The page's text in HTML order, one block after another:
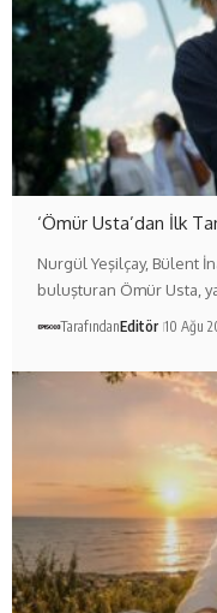
‘Ömür Usta’dan İlk
Nurgül Yeşilçay, Bülent
buluşturan Ömür Usta,
TarafındanEditör 10 Ağu